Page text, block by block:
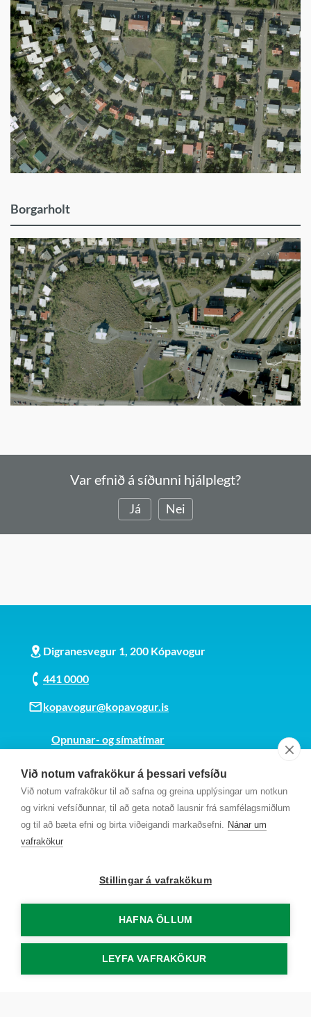
Við notum vafrakökur á þessari vefsíðu
Við notum vafrakökur til að safna og greina upplýsingar um notkun
og virkni vefsíðunnar, til að geta notað lausnir frá samfélagsmiðlum
og til að bæta efni og birta viðeigandi markaðsefni. Nánar um
vafrakökur
Stillingar á vafrakökum
HAFNA ÖLLUM
LEYFA VAFRAKÖKUR
Borgarholt
Var efnið á síðunni hjálplegt?
Já Nei
Digranesvegur 1, 200 Kópavogur
441 0000
kopavogur@kopavogur.is
Opnunar- og símatímar
Kt. 700169-3759
Fundarmannagátt